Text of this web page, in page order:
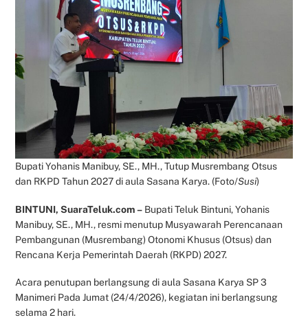
Bupati Yohanis Manibuy, SE., MH., Tutup Musrembang Otsus
dan RKPD Tahun 2027 di aula Sasana Karya. (Foto/Susi)
BINTUNI, SuaraTeluk.com – Bupati Teluk Bintuni, Yohanis
Manibuy, SE., MH., resmi menutup Musyawarah Perencanaan
Pembangunan (Musrembang) Otonomi Khusus (Otsus) dan
Rencana Kerja Pemerintah Daerah (RKPD) 2027.
Acara penutupan berlangsung di aula Sasana Karya SP 3
Manimeri Pada Jumat (24/4/2026), kegiatan ini berlangsung
selama 2 hari.